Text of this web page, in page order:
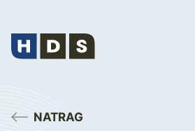
NATRAG